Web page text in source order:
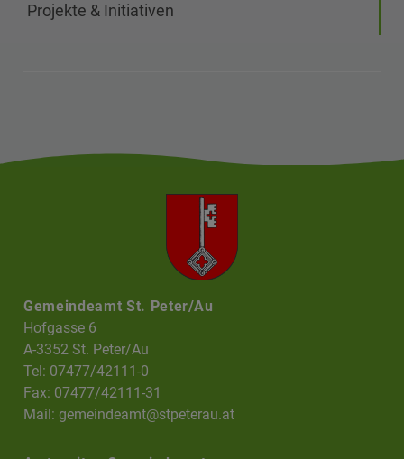
Projekte & Initiativen
Gemeindeamt St. Peter/Au
Hofgasse 6
A-3352 St. Peter/Au
Tel: 07477/42111-0
Fax: 07477/42111-31
Mail:gemeindeamt@stpeterau.at